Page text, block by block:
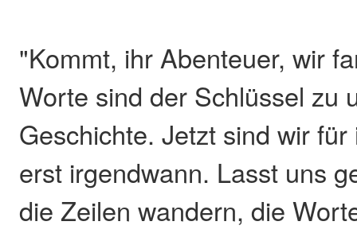
"Kommt, ihr Abenteuer, wir
Worte sind der Schlüssel zu
Geschichte. Jetzt sind wir
erst irgendwann. Lasst uns
die Zeilen wandern, die